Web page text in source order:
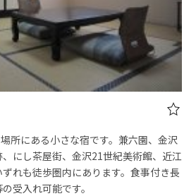
所にある小さな宿です。兼六園、金沢
にし茶屋街、金沢21世紀美術館、近江
れも徒歩圏内にあります。食事付き長
受入れ可能です。